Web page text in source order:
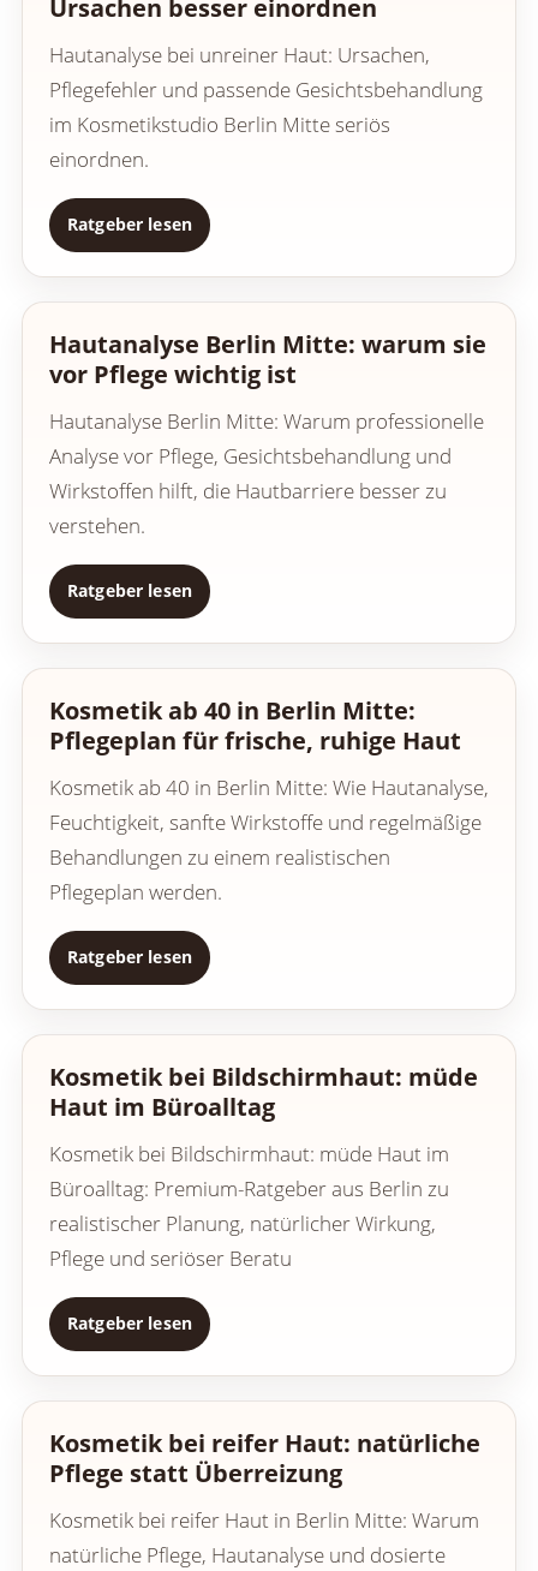
Ursachen besser einordnen
Hautanalyse bei unreiner Haut: Ursachen,
Pflegefehler und passende Gesichtsbehandlung
im Kosmetikstudio Berlin Mitte seriös
einordnen.
Ratgeber lesen
Hautanalyse Berlin Mitte: warum sie
vor Pflege wichtig ist
Hautanalyse Berlin Mitte: Warum professionelle
Analyse vor Pflege, Gesichtsbehandlung und
Wirkstoffen hilft, die Hautbarriere besser zu
verstehen.
Ratgeber lesen
Kosmetik ab 40 in Berlin Mitte:
Pflegeplan für frische, ruhige Haut
Kosmetik ab 40 in Berlin Mitte: Wie Hautanalyse,
Feuchtigkeit, sanfte Wirkstoffe und regelmäßige
Behandlungen zu einem realistischen
Pflegeplan werden.
Ratgeber lesen
Kosmetik bei Bildschirmhaut: müde
Haut im Büroalltag
Kosmetik bei Bildschirmhaut: müde Haut im
Büroalltag: Premium-Ratgeber aus Berlin zu
realistischer Planung, natürlicher Wirkung,
Pflege und seriöser Beratu
Ratgeber lesen
Kosmetik bei reifer Haut: natürliche
Pflege statt Überreizung
Kosmetik bei reifer Haut in Berlin Mitte: Warum
natürliche Pflege, Hautanalyse und dosierte